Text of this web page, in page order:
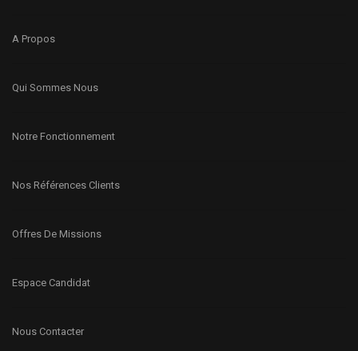
A Propos
Qui Sommes Nous
Notre Fonctionnement
Nos Références Clients
Offres De Missions
Espace Candidat
Nous Contacter